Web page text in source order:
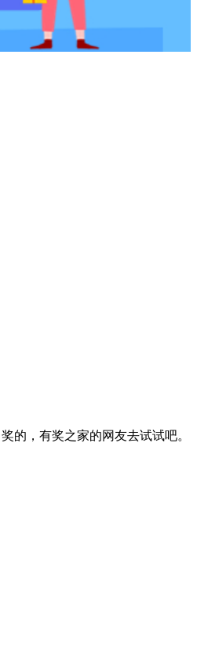
的，有奖之家的网友去试试吧。